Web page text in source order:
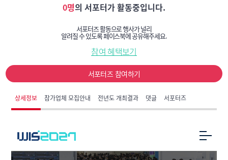
0명의 서포터가 활동중입니다.
서포터즈 활동으로 행사가 널리
알려질 수 있도록 페이스북에 공유해주세요.
참여 혜택보기
서포터즈 참여하기
상세정보 참가업체 모집안내 전년도 개최결과 댓글 서포터즈